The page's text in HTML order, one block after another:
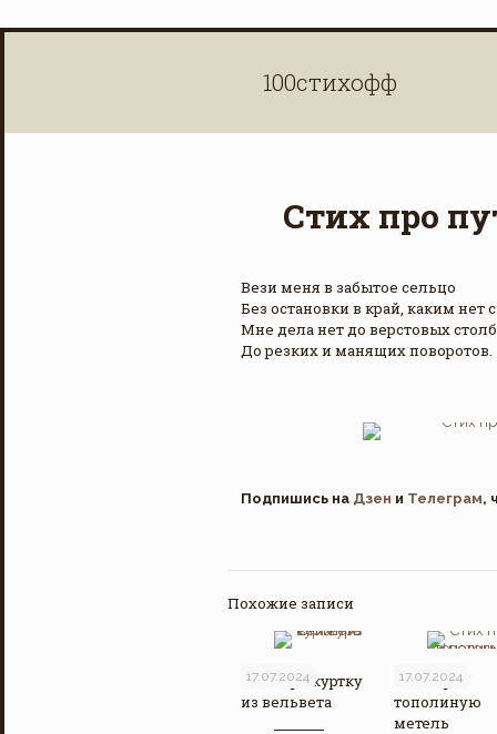
100стихофф
Стих про
Вези меня в забытое сельцо
Без остановки в край, каким нет
Мне дела нет до верстовых
До резких и манящих поворотов.
Подпишись на Дзен и Телеграм,
Похожие записи
17.07.2024
Стих про куртку
из вельвета
17.07.2024
Стих про
тополиную
метель